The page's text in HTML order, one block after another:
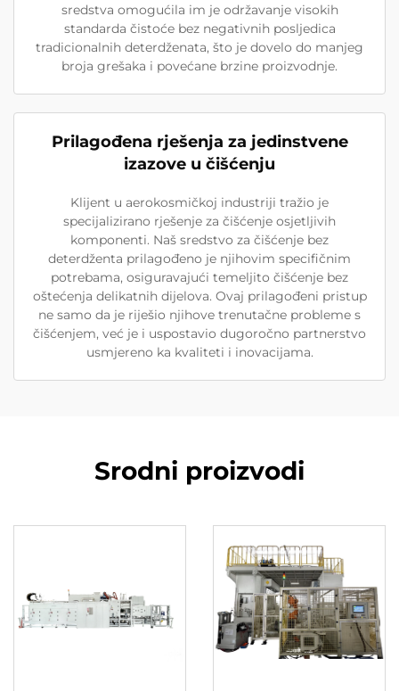
sredstva omogućila im je održavanje visokih
standarda čistoće bez negativnih posljedica
tradicionalnih deterdženata, što je dovelo do manjeg
broja grešaka i povećane brzine proizvodnje.
Prilagođena rješenja za jedinstvene
izazove u čišćenju
Klijent u aerokosmičkoj industriji tražio je
specijalizirano rješenje za čišćenje osjetljivih
komponenti. Naš sredstvo za čišćenje bez
deterdženta prilagođeno je njihovim specifičnim
potrebama, osiguravajući temeljito čišćenje bez
oštećenja delikatnih dijelova. Ovaj prilagođeni pristup
ne samo da je riješio njihove trenutačne probleme s
čišćenjem, već je i uspostavio dugoročno partnerstvo
usmjereno ka kvaliteti i inovacijama.
Srodni proizvodi